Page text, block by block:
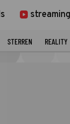
streaming
STERREN REALITY